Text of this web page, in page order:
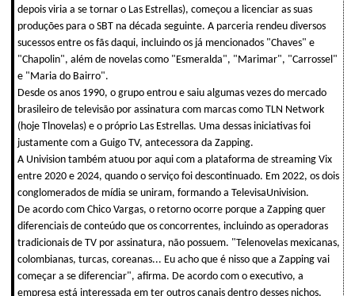
depois viria a se tornar o Las Estrellas), começou a licenciar as suas
produções para o SBT na década seguinte. A parceria rendeu diversos
sucessos entre os fãs daqui, incluindo os já mencionados "Chaves" e
"Chapolin", além de novelas como "Esmeralda", "Marimar", "Carrossel"
e "Maria do Bairro".
Desde os anos 1990, o grupo entrou e saiu algumas vezes do mercado
brasileiro de televisão por assinatura com marcas como TLN Network
(hoje Tlnovelas) e o próprio Las Estrellas. Uma dessas iniciativas foi
justamente com a Guigo TV, antecessora da Zapping.
A Univision também atuou por aqui com a plataforma de streaming Vix
entre 2020 e 2024, quando o serviço foi descontinuado. Em 2022, os dois
conglomerados de mídia se uniram, formando a TelevisaUnivision.
De acordo com Chico Vargas, o retorno ocorre porque a Zapping quer
diferenciais de conteúdo que os concorrentes, incluindo as operadoras
tradicionais de TV por assinatura, não possuem. "Telenovelas mexicanas,
colombianas, turcas, coreanas... Eu acho que é nisso que a Zapping vai
começar a se diferenciar", afirma. De acordo com o executivo, a
empresa está interessada em ter outros canais dentro desses nichos,